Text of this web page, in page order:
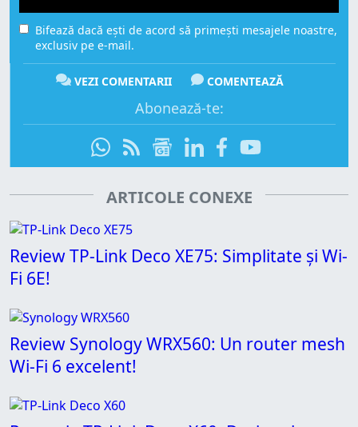
Bifează dacă ești de acord să primești mesajele noastre,
exclusiv pe e-mail.
VEZI COMENTARII COMENTEAZĂ
Abonează-te:
ARTICOLE CONEXE
Review TP-Link Deco XE75: Simplitate și Wi-
Fi 6E!
Review Synology WRX560: Un router mesh
Wi-Fi 6 excelent!